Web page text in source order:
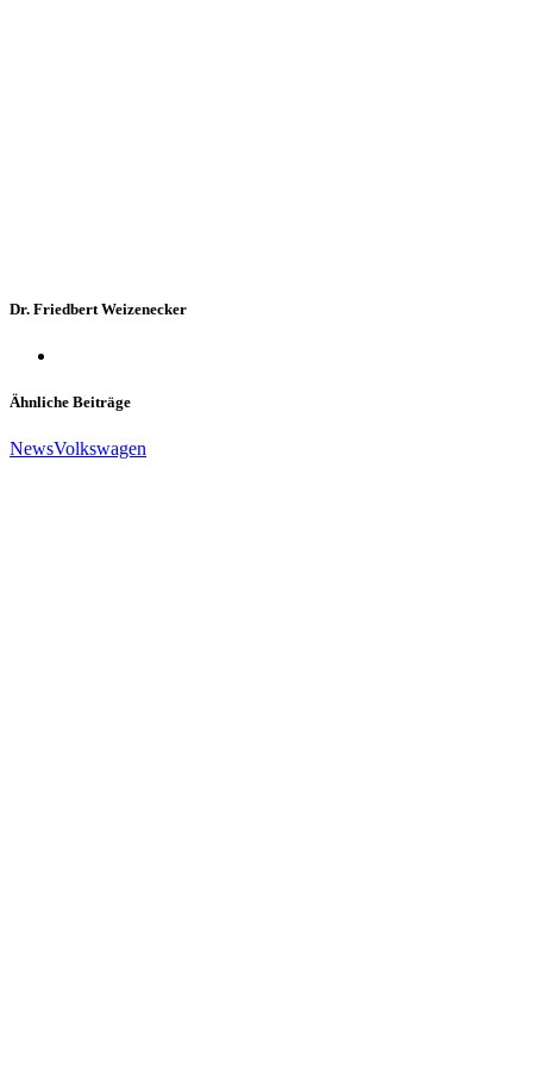
Dr. Friedbert Weizenecker
Ähnliche Beiträge
NewsVolkswagen